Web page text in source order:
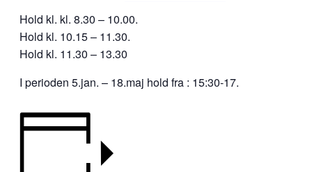
Hold kl. kl. 8.30 – 10.00.
Hold kl. 10.15 – 11.30.
Hold kl. 11.30 – 13.30
I perioden 5.jan. – 18.maj hold fra : 15:30-17.